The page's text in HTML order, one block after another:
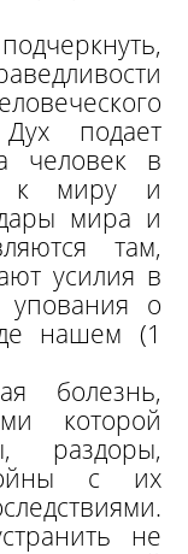
подает
человек в
к миру и
мира и
там,
усилия в
о
нашем (1
болезнь,
которой
раздоры,
с их
не